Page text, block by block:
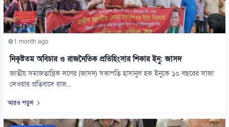
1 month ago
নিকৃষ্টতম অবিচার ও রাজনৈতিক প্রতিহিংসার শিকার ইনু: জাসদ
জাতীয় সমাজতান্ত্রিক দলের (জাসদ) সভাপতি হাসানুল হক ইনুকে ১০ বছরের সাজা
দেওয়ার প্রতিবাদে রাজ...
আরও পড়ুন